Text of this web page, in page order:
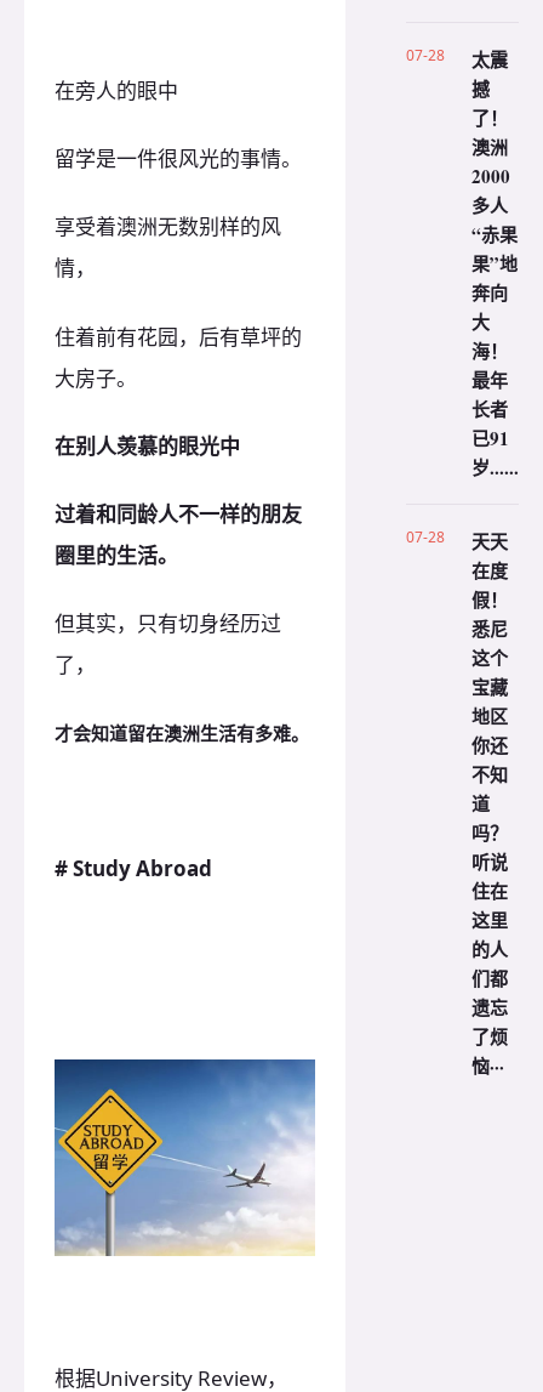
在旁人的眼中
留学是一件很风光的事情。
享受着澳洲无数别样的风
情，
住着前有花园，后有草坪的
大房子。
在别人羡慕的眼光中
过着和同龄人不一样的朋友
圈里的生活。
但其实，只有切身经历过
了，
才会知道留在澳洲生活有多难。
# Study Abroad
根据University Review，
07-28
太震
撼
了！
澳洲
2000
多人
“赤果
果”地
奔向
大
海！
最年
长者
已91
岁......
07-28
天天
在度
假！
悉尼
这个
宝藏
地区
你还
不知
道
吗？
听说
住在
这里
的人
们都
遗忘
了烦
恼···